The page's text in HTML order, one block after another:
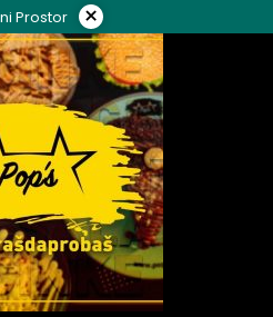
Prostor ×